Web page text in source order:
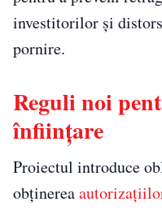
investitorilor și
pornire.
Reguli noi
înființare
Proiectul introduce
obținerea